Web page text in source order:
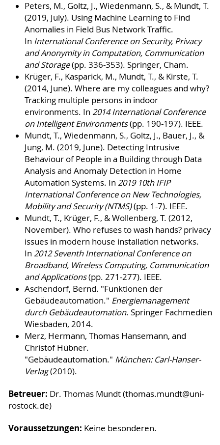
Peters, M., Goltz, J., Wiedenmann, S., & Mundt, T.
(2019, July). Using Machine Learning to Find
Anomalies in Field Bus Network Traffic.
In International Conference on Security, Privacy
and Anonymity in Computation, Communication
and Storage(pp. 336-353). Springer, Cham.
Krüger, F., Kasparick, M., Mundt, T., & Kirste, T.
(2014, June). Where are my colleagues and why?
Tracking multiple persons in indoor
environments. In 2014 International Conference
on Intelligent Environments(pp. 190-197). IEEE.
Mundt, T., Wiedenmann, S., Goltz, J., Bauer, J., &
Jung, M. (2019, June). Detecting Intrusive
Behaviour of People in a Building through Data
Analysis and Anomaly Detection in Home
Automation Systems. In 2019 10th IFIP
International Conference on New Technologies,
Mobility and Security (NTMS)(pp. 1-7). IEEE.
Mundt, T., Krüger, F., & Wollenberg, T. (2012,
November). Who refuses to wash hands? privacy
issues in modern house installation networks.
In 2012 Seventh International Conference on
Broadband, Wireless Computing, Communication
and Applications(pp. 271-277). IEEE.
Aschendorf, Bernd. "Funktionen der
Gebäudeautomation." Energiemanagement
durch Gebäudeautomation. Springer Fachmedien
Wiesbaden, 2014.
Merz, Hermann, Thomas Hansemann, and
Christof Hübner.
"Gebäudeautomation." München: Carl-Hanser-
Verlag(2010).
Betreuer: Dr. Thomas Mundt (thomas.mundt@uni-
rostock.de)
Voraussetzungen: Keine besonderen.